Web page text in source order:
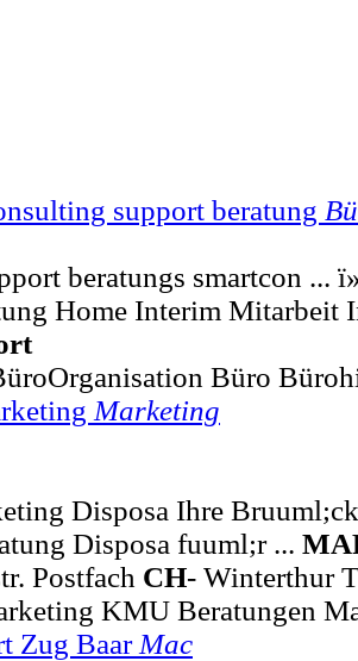
support beratung
beratungs smartcon ...
Home Interim Mitarbeit
Büro
Marketing
Disposa Ihre
Disposa fuuml;r ...
Postfach CH- Winterthur
KMU Beratungen
Zug Baar Mac